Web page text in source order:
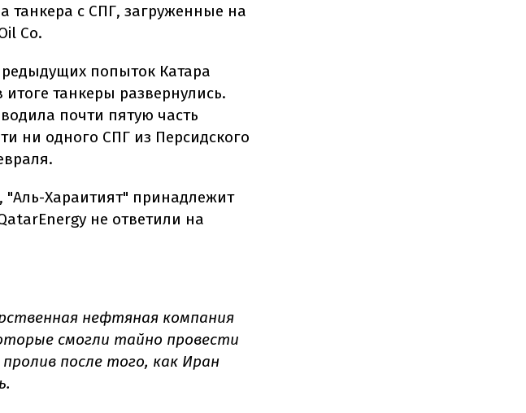
танкера с СПГ, загруженные на
Co.
попыток Катара
танкеры развернулись.
почти пятую часть
ни одного СПГ из Персидского
Хараитият" принадлежит
не ответили на
нефтяная компания
смогли тайно провести
после того, как Иран